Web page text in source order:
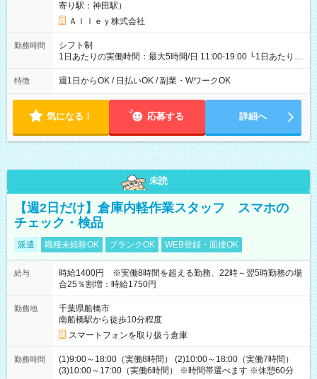
寄り駅：神田駅）
Ａｌｌｅｙ株式会社
勤務時間
シフト制
1日あたりの実働時間：最大5時間/日 11:00-19:00 └1日あたりの
実働時間：1-5時間 └上記の時間帯内であれば、いつでも勤務可
能！ └平日・土曜日の中で、お好きな曜日でご勤務いただけま
18:00 などのように、自由な働き方が可能なお仕事です！
特徴 週1日からOK / 日払いOK / 副業・WワークOK
気になる！ 応募する 詳細へ
未読
【週2日だけ】倉庫内軽作業スタッフ スマホの
チェック・検品
派遣 職種未経験OK ブランクOK WEB登録・面接OK
給与
時給1400円 ※実働8時間を超える勤務、22時～翌5時勤務の場
合25％割増：時給1750円
勤務地
千葉県船橋市
南船橋駅から徒歩10分程度
スマートフォンを取り扱う倉庫
勤務時間
(1)9:00～18:00（実働8時間） (2)10:00～18:00（実働7時間）
(3)10:00～17:00（実働6時間） ※時間帯選べます ※休憩60分